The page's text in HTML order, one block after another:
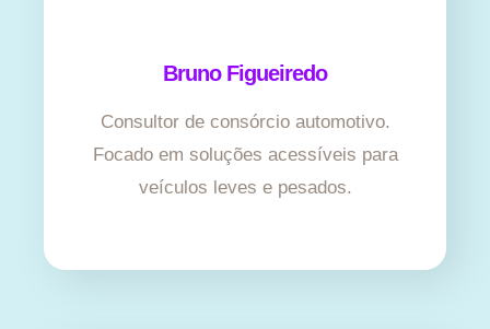
Bruno Figueiredo
Consultor de consórcio automotivo.
Focado em soluções acessíveis para
veículos leves e pesados.